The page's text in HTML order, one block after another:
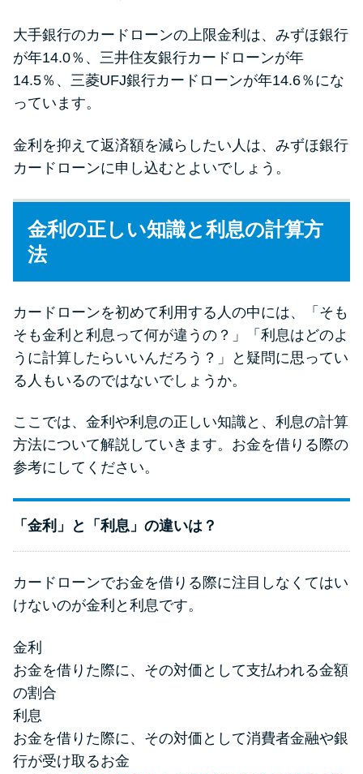
大手銀行のカードローンの上限金利は、みずほ銀行
が年14.0％、三井住友銀行カードローンが年
14.5％、三菱UFJ銀行カードローンが年14.6％にな
っています。
金利を抑えて返済額を減らしたい人は、みずほ銀行
カードローンに申し込むとよいでしょう。
金利の正しい知識と利息の計算方
法
カードローンを初めて利用する人の中には、「そも
そも金利と利息って何が違うの？」「利息はどのよ
うに計算したらいいんだろう？」と疑問に思ってい
る人もいるのではないでしょうか。
ここでは、金利や利息の正しい知識と、利息の計算
方法について解説していきます。お金を借りる際の
参考にしてください。
「金利」と「利息」の違いは？
カードローンでお金を借りる際に注目しなくてはい
けないのが金利と利息です。
金利
お金を借りた際に、その対価として支払われる金額
の割合
利息
お金を借りた際に、その対価として消費者金融や銀
行が受け取るお金